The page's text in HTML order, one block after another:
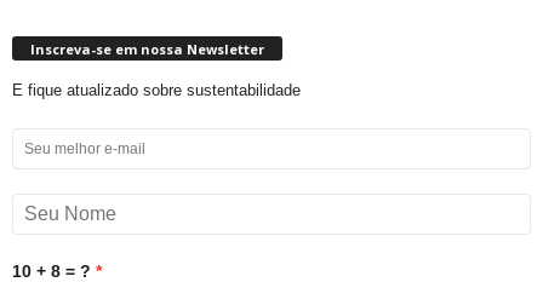
Inscreva-se em nossa Newsletter
E fique atualizado sobre sustentabilidade
10 + 8 = ?